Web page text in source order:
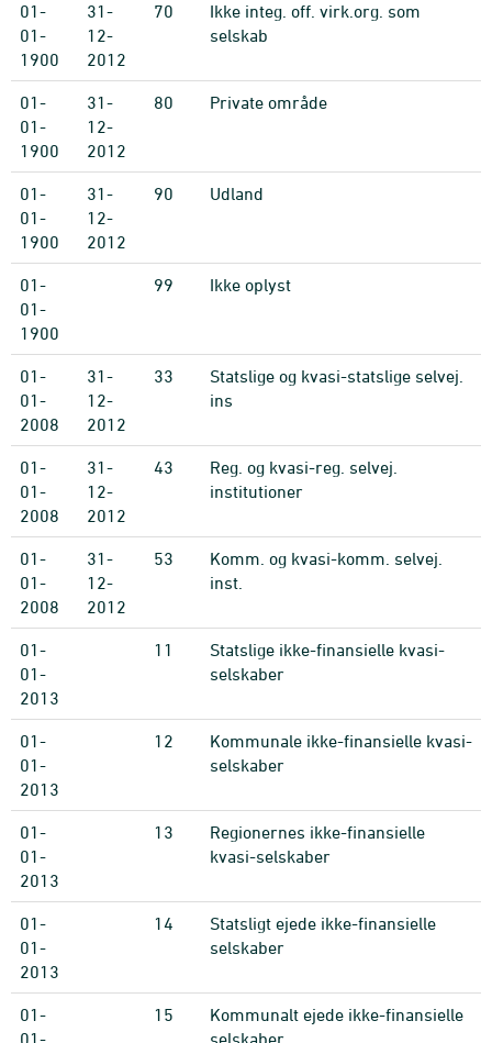
01-
01-
1900
31-
12-
2012
70
Ikke integ. off. virk.org. som
selskab
01-
01-
1900
31-
12-
2012
80 Private område
01-
01-
1900
31-
12-
2012
90 Udland
01-
01-
1900
99 Ikke oplyst
01-
01-
2008
31-
12-
2012
33
Statslige og kvasi-statslige selvej.
ins
01-
01-
2008
31-
12-
2012
43
Reg. og kvasi-reg. selvej.
institutioner
01-
01-
2008
31-
12-
2012
53
Komm. og kvasi-komm. selvej.
inst.
01-
01-
2013
11
Statslige ikke-finansielle kvasi-
selskaber
01-
01-
2013
12
Kommunale ikke-finansielle kvasi-
selskaber
01-
01-
2013
13
Regionernes ikke-finansielle
kvasi-selskaber
01-
01-
2013
14
Statsligt ejede ikke-finansielle
selskaber
01-
01-
15
Kommunalt ejede ikke-finansielle
selskaber